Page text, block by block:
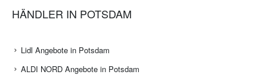
HÄNDLER IN POTSDAM
Lidl Angebote in Potsdam
ALDI NORD Angebote in Potsdam